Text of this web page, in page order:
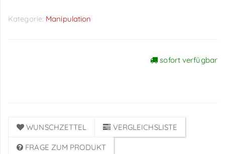
Kategorie: Manipulation
sofort verfügbar
WUNSCHZETTEL VERGLEICHSLISTE
FRAGE ZUM PRODUKT